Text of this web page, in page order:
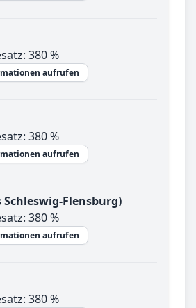
380 %
aufrufen
380 %
aufrufen
Schleswig-Flensburg)
380 %
aufrufen
380 %